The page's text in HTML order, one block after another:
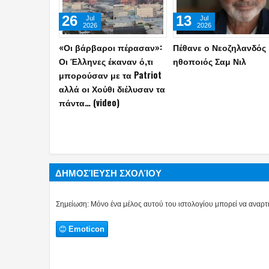
Η Τουρκία αποκάλυψε την
κατασκευή του
διηπειρωτικού πυραύλου
Yildirimhan ακτίνας
δράσης 6.000 χλμ.! (video)
06
May
2026
Πυρά στο δείπνο
ανταποκριτών του
26
Apr
2026
ΔΗΜΟΣΊΕΥΣΗ ΣΧΟΛΊΟΥ